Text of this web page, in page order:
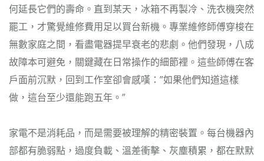
何延長它們的壽命。直到某天，冰箱不再製冷、洗衣機突然
罷工，才驚覺維修費用足以買台新機。專業維修師傅穿梭在
無數家庭之間，看盡電器提早衰老的悲劇。他們發現，八成
故障本可避免，關鍵藏在日常操作的細節裡。這些師傅在客
戶面前沉默，回到工作室卻會感嘆：”如果他們知道這樣
做，這台至少還能跑五年。”
家電不是消耗品，而是需要被理解的精密裝置。每台機器內
部都有脆弱點，過度負載、溫差衝擊、灰塵積累，都在默默